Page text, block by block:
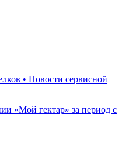
• Новости сервисной
«Мой гектар» за период с